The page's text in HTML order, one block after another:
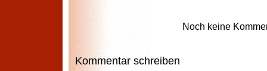
Noch keine
Kommentar schreiben